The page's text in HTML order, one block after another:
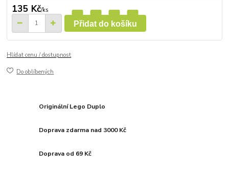
135 Kč/ks
Přidat do košíku
Hlídat cenu / dostupnost
Do oblíbených
Originální Lego Duplo
Doprava zdarma nad 3000 Kč
Doprava od 69 Kč